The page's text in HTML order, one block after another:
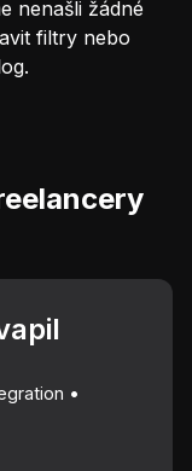
nenašli žádné
filtry nebo
•